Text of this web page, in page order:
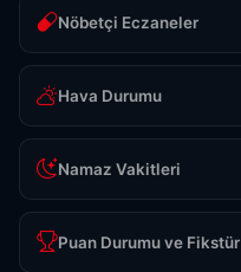
Nöbetçi Eczaneler
Hava Durumu
Namaz Vakitleri
Puan Durumu ve Fikstür